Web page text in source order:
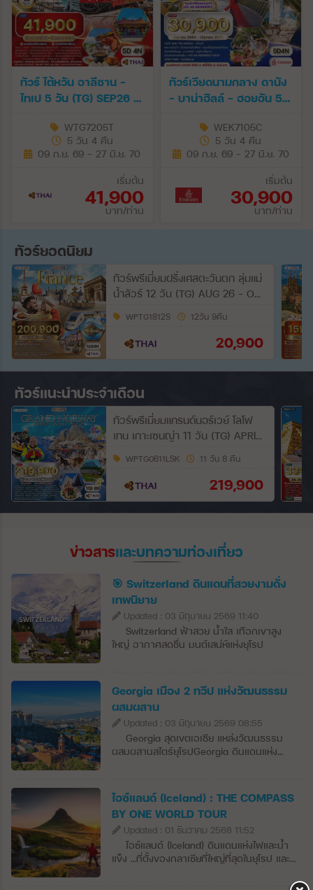
ทัวร์ ไต้หวัน อาลีซาน -
ไทเป 5 วัน (TG) SEP26 -
WTG7205T
5 วัน 4 คืน
09 ก.ย. 69 - 27 มิ.ย. 70
เริ่มต้น
41,900
บาท/ท่าน
ทัวร์เวียดนามกลาง ดานัง
- บาน่าฮิลล์ - ฮอยอัน 5
WEK7105C
5 วัน 4 คืน
09 ก.ย. 69 - 27 มิ.ย. 70
เริ่มต้น
30,900
บาท/ท่าน
ทัวร์ยอดนิยม
ทัวร์พรีเมี่ยมฝรั่งเศสตะวันตก ลุ่มแม่
น้ำลัวร์ 12 วัน (TG) AUG 26 - OCT
WPTG1812S 12วัน 9คืน
20,900
ทัวร์แนะนำประจำเดือน
ทัวร์พรีเมี่ยมแกรนด์นอร์เวย์ โลโฟ
เทน เกาะเซนญ่า 11 วัน (TG) APRIL
WPTG0611LSK 11 วัน 8 คืน
219,900
ข่าวสารและบทความท่องเที่ยว
🎯 Switzerland ดินแดนที่สวยงามดั่ง
เทพนิยาย
Updated : 03 มิถุนายน 2569 11:40
Switzerland ฟ้าสวย น้ำใส เทือกเขาสูง
ใหญ่ อากาศสดชื่น มนต์เสน่ห์แห่งยุโรป
Georgia เมือง 2 ทวีป แห่งวัฒนธรรม
ผสมผสาน
Updated : 03 มิถุนายน 2569 08:55
Georgia สุดเขตเอเชีย แหล่งวัฒนธรรม
ผสมผสานสไตร์ยุโรปGeorgia ดินแดนแห่ง
ศตวรรษตั้งกระจายอยู่เหนือภูเขาสูงตระหง่าน
อันสวยงาม ในช่วงไม่กี่ปีที่ผ่านมา ทบิลิซีได้
กลายเป็นหนึ่งในเมืองที่เจ๋งที่สุดในยุโรป ด้วยผับ
บาร์ที่กำลังเติบโต ร้านอาหารระดับโลก และไวน์
ธรรมชาติที่คัดสรรมาอย่างดี ซึ่งทำให้ที่นี่เป็น
จุดที่ฮิปที่สุดในภูมิภาคได้อย่าง
ไอซ์แลนด์ (Iceland) : THE COMPASS
BY ONE WORLD TOUR
Updated : 01 ธันวาคม 2568 11:52
ไอซ์แลนด์ (Iceland) ดินแดนแห่งไฟและน้ำ
แข็ง …ที่ตั้งของกลาเซียที่ใหญ่ที่สุดในยุโรป และ